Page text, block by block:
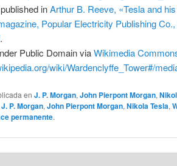
inArthur B. Reeve, «Tesla and
Popular Electricity Publishing
.
Public Domain viaWikimedia
wiki/Wardenclyffe_Tower#/
en J. P. Morgan, John Pierpont Morgan,
J. P. Morgan, John Pierpont Morgan, Nikola Tesla,
permanente.